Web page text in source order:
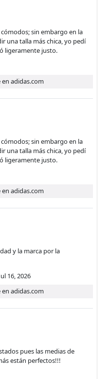
sin embargo en la
una talla más chica, yo pedí
ligeramente justo.
adidas.com
sin embargo en la
una talla más chica, yo pedí
ligeramente justo.
adidas.com
y la marca por la
16, 2026
adidas.com
pues las medias de
están perfectos!!!